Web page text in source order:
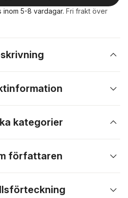
inom 5-8 vardagar. Fri frakt över
kategorier
författaren